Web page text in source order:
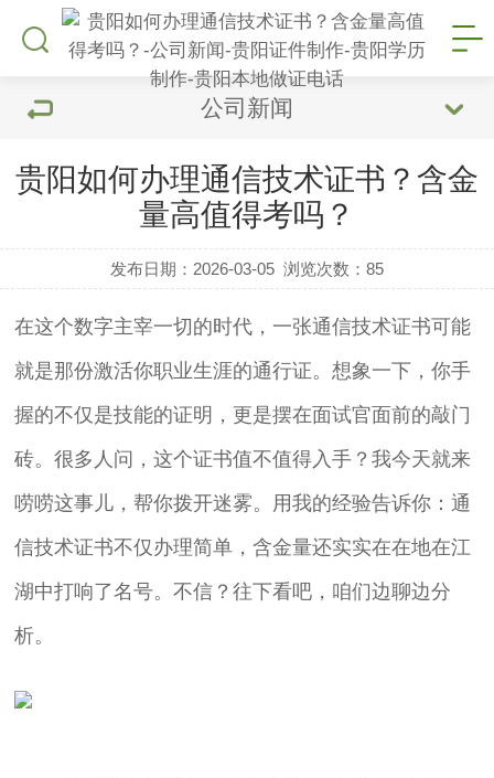
公司新闻
贵阳如何办理通信技术证书？含金
量高值得考吗？
发布日期：2026-03-05 浏览次数：85
在这个数字主宰一切的时代，一张通信技术证书可能
就是那份激活你职业生涯的通行证。想象一下，你手
握的不仅是技能的证明，更是摆在面试官面前的敲门
砖。很多人问，这个证书值不值得入手？我今天就来
唠唠这事儿，帮你拨开迷雾。用我的经验告诉你：通
信技术证书不仅办理简单，含金量还实实在在地在江
湖中打响了名号。不信？往下看吧，咱们边聊边分
析。